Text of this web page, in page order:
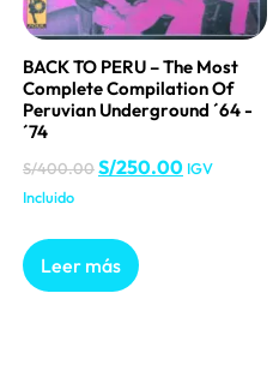
BACK TO PERU – The Most
Complete Compilation Of
Peruvian Underground ´64 -
´74
S/400.00S/250.00 IGV
Incluido
Leer más